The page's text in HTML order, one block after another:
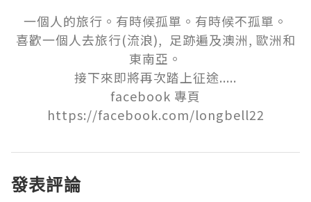
一個人的旅行。有時候孤單。有時候不孤單。
喜歡一個人去旅行(流浪),  足跡遍及澳洲, 歐洲和
東南亞。
接下來即將再次踏上征途.....
facebook 專頁
https://facebook.com/longbell22
發表評論